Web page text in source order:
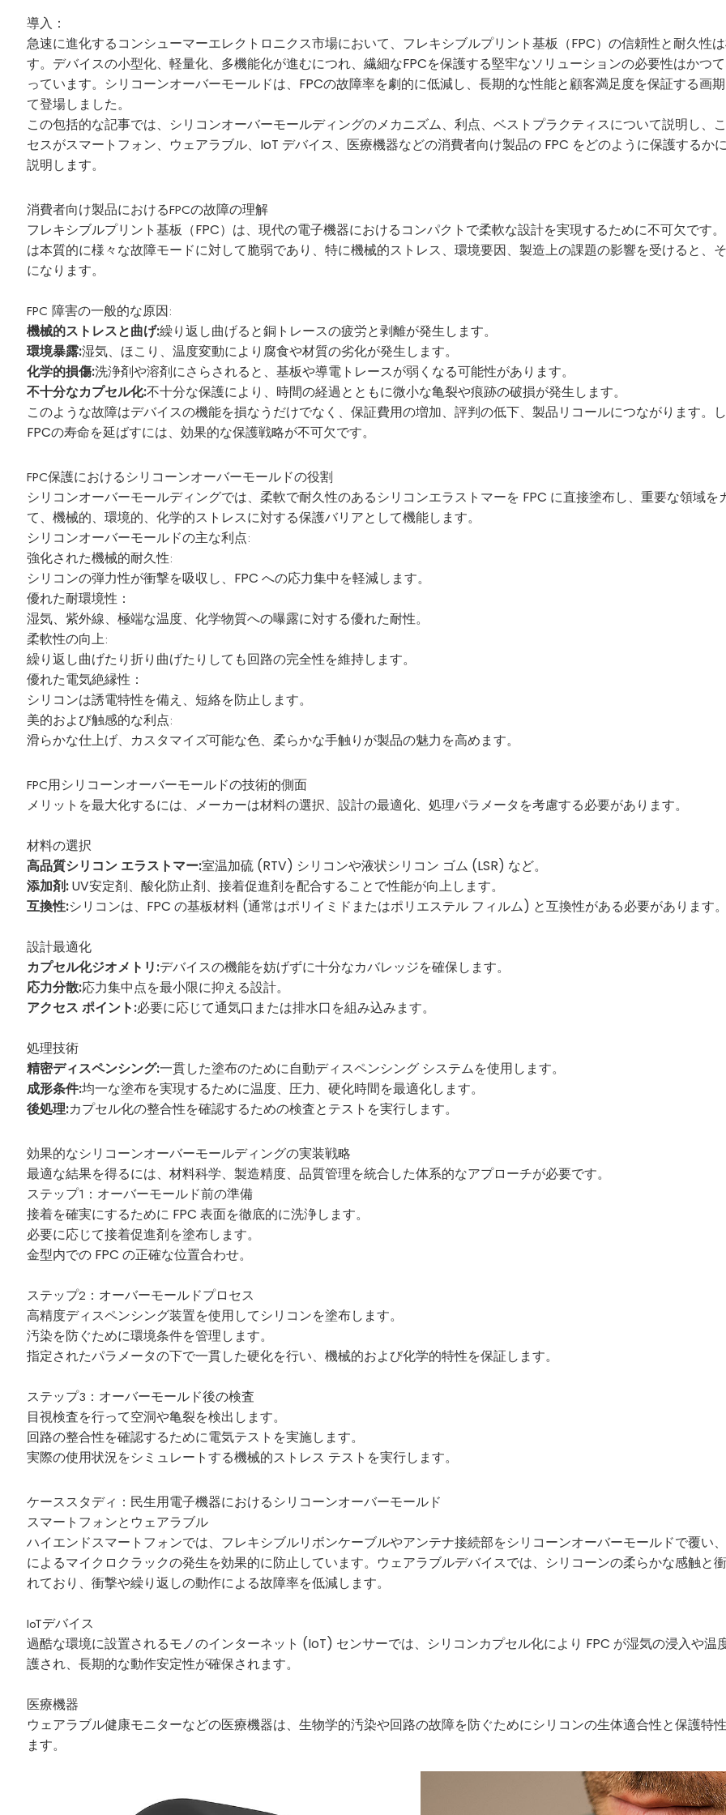
導入：
急速に進化するコンシューマーエレクトロニクス市場において、フレキシブルプリント基板（FPC）の信頼性と耐久性
す。デバイスの小型化、軽量化、多機能化が進むにつれ、繊細なFPCを保護する堅牢なソリューションの必要性はかつ
っています。シリコーンオーバーモールドは、FPCの故障率を劇的に低減し、長期的な性能と顧客満足度を保証する画
て登場しました。
この包括的な記事では、シリコンオーバーモールディングのメカニズム、利点、ベストプラクティスについて説明し、
セスがスマートフォン、ウェアラブル、IoT デバイス、医療機器などの消費者向け製品の FPC をどのように保護するか
説明します。
消費者向け製品におけるFPCの故障の理解
フレキシブルプリント基板（FPC）は、現代の電子機器におけるコンパクトで柔軟な設計を実現するために不可欠です
は本質的に様々な故障モードに対して脆弱であり、特に機械的ストレス、環境要因、製造上の課題の影響を受けると、
になります。
FPC 障害の一般的な原因:
機械的ストレスと曲げ:繰り返し曲げると銅トレースの疲労と剥離が発生します。
環境暴露:湿気、ほこり、温度変動により腐食や材質の劣化が発生します。
化学的損傷:洗浄剤や溶剤にさらされると、基板や導電トレースが弱くなる可能性があります。
不十分なカプセル化:不十分な保護により、時間の経過とともに微小な亀裂や痕跡の破損が発生します。
このような故障はデバイスの機能を損なうだけでなく、保証費用の増加、評判の低下、製品リコールにつながります。し
FPCの寿命を延ばすには、効果的な保護戦略が不可欠です。
FPC保護におけるシリコーンオーバーモールドの役割
シリコンオーバーモールディングでは、柔軟で耐久性のあるシリコンエラストマーを FPC に直接塗布し、重要な領域を
て、機械的、環境的、化学的ストレスに対する保護バリアとして機能します。
シリコンオーバーモールドの主な利点:
強化された機械的耐久性:
シリコンの弾力性が衝撃を吸収し、FPC への応力集中を軽減します。
優れた耐環境性：
湿気、紫外線、極端な温度、化学物質への曝露に対する優れた耐性。
柔軟性の向上:
繰り返し曲げたり折り曲げたりしても回路の完全性を維持します。
優れた電気絶縁性：
シリコンは誘電特性を備え、短絡を防止します。
美的および触感的な利点:
滑らかな仕上げ、カスタマイズ可能な色、柔らかな手触りが製品の魅力を高めます。
FPC用シリコーンオーバーモールドの技術的側面
メリットを最大化するには、メーカーは材料の選択、設計の最適化、処理パラメータを考慮する必要があります。
材料の選択
高品質シリコン エラストマー:室温加硫 (RTV) シリコンや液状シリコン ゴム (LSR) など。
添加剤:UV安定剤、酸化防止剤、接着促進剤を配合することで性能が向上します。
互換性:シリコンは、FPC の基板材料 (通常はポリイミドまたはポリエステル フィルム) と互換性がある必要があります。
設計最適化
カプセル化ジオメトリ:デバイスの機能を妨げずに十分なカバレッジを確保します。
応力分散:応力集中点を最小限に抑える設計。
アクセス ポイント:必要に応じて通気口または排水口を組み込みます。
処理技術
精密ディスペンシング:一貫した塗布のために自動ディスペンシング システムを使用します。
成形条件:均一な塗布を実現するために温度、圧力、硬化時間を最適化します。
後処理:カプセル化の整合性を確認するための検査とテストを実行します。
効果的なシリコーンオーバーモールディングの実装戦略
最適な結果を得るには、材料科学、製造精度、品質管理を統合した体系的なアプローチが必要です。
ステップ1：オーバーモールド前の準備
接着を確実にするために FPC 表面を徹底的に洗浄します。
必要に応じて接着促進剤を塗布します。
金型内での FPC の正確な位置合わせ。
ステップ2：オーバーモールドプロセス
高精度ディスペンシング装置を使用してシリコンを塗布します。
汚染を防ぐために環境条件を管理します。
指定されたパラメータの下で一貫した硬化を行い、機械的および化学的特性を保証します。
ステップ3：オーバーモールド後の検査
目視検査を行って空洞や亀裂を検出します。
回路の整合性を確認するために電気テストを実施します。
実際の使用状況をシミュレートする機械的ストレス テストを実行します。
ケーススタディ：民生用電子機器におけるシリコーンオーバーモールド
スマートフォンと ウェアラブル
ハイエンドスマートフォンでは、フレキシブルリボンケーブルやアンテナ接続部をシリコーンオーバーモールドで覆い
によるマイクロクラックの発生を効果的に防止しています。ウェアラブルデバイスでは、シリコーンの柔らかな感触と
れており、衝撃や繰り返しの動作による故障率を低減します。
IoTデバイス
過酷な環境に設置されるモノのインターネット (IoT) センサーでは、シリコンカプセル化により FPC が湿気の浸入や温
護され、長期的な動作安定性が確保されます。
医療機器
ウェアラブル健康モニターなどの医療機器は、生物学的汚染や回路の故障を防ぐためにシリコンの生体適合性と保護特
ます。